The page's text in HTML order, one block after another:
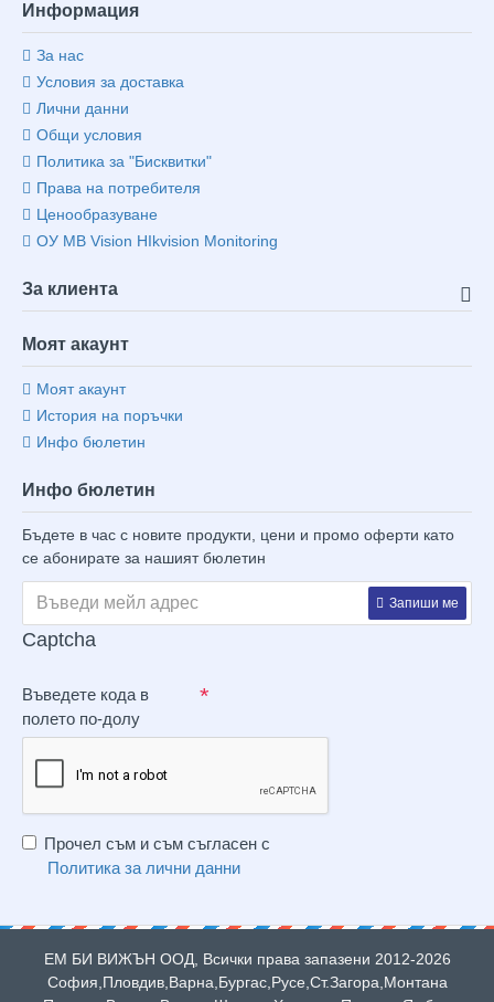
Информация
За нас
Условия за доставка
Лични данни
Общи условия
Политика за "Бисквитки"
Права на потребителя
Ценообразуване
ОУ MB Vision HIkvision Monitoring
За клиента
Моят акаунт
Моят акаунт
История на поръчки
Инфо бюлетин
Инфо бюлетин
Бъдете в час с новите продукти, цени и промо оферти като
се абонирате за нашият бюлетин
Запиши ме
Captcha
Въведете кода в
полето по-долу
Прочел съм и съм съгласен с
Политика за лични данни
ЕМ БИ ВИЖЪН ООД, Всички права запазени 2012-2026
София,Пловдив,Варна,Бургас,Русе,Ст.Загора,Монтана